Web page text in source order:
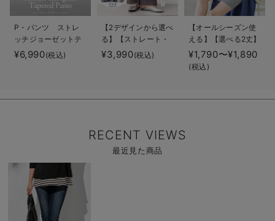
P・パンツ ストレ
ッチジョーゼットテ
ーパード
¥6,990(税込)
【2デザインから選べ
る】【ストレート・
ワイド】らくちん綿
混ストレッチリブパ
使える】
¥3,990(税込)
【オールシーズン使
える】【選べる2丈】
締め付けない綿混リ
ブストレートレギン
¥1,790〜¥1,890
(税込)
RECENT VIEWS
最近見た商品
商